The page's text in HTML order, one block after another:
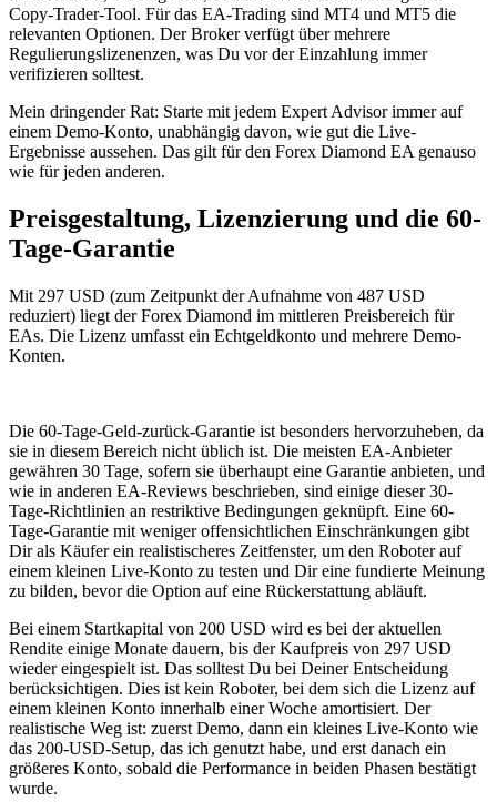
Copy-Trader-Tool. Für das EA-Trading sind MT4 und MT5 die
relevanten Optionen. Der Broker verfügt über mehrere
Regulierungslizenenzen, was Du vor der Einzahlung immer
verifizieren solltest.
Mein dringender Rat: Starte mit jedem Expert Advisor immer auf
einem Demo-Konto, unabhängig davon, wie gut die Live-
Ergebnisse aussehen. Das gilt für den Forex Diamond EA genauso
wie für jeden anderen.
Preisgestaltung, Lizenzierung und die 60-
Tage-Garantie
Mit 297 USD (zum Zeitpunkt der Aufnahme von 487 USD
reduziert) liegt der Forex Diamond im mittleren Preisbereich für
EAs. Die Lizenz umfasst ein Echtgeldkonto und mehrere Demo-
Konten.
Die 60-Tage-Geld-zurück-Garantie ist besonders hervorzuheben, da
sie in diesem Bereich nicht üblich ist. Die meisten EA-Anbieter
gewähren 30 Tage, sofern sie überhaupt eine Garantie anbieten, und
wie in anderen EA-Reviews beschrieben, sind einige dieser 30-
Tage-Richtlinien an restriktive Bedingungen geknüpft. Eine 60-
Tage-Garantie mit weniger offensichtlichen Einschränkungen gibt
Dir als Käufer ein realistischeres Zeitfenster, um den Roboter auf
einem kleinen Live-Konto zu testen und Dir eine fundierte Meinung
zu bilden, bevor die Option auf eine Rückerstattung abläuft.
Bei einem Startkapital von 200 USD wird es bei der aktuellen
Rendite einige Monate dauern, bis der Kaufpreis von 297 USD
wieder eingespielt ist. Das solltest Du bei Deiner Entscheidung
berücksichtigen. Dies ist kein Roboter, bei dem sich die Lizenz auf
einem kleinen Konto innerhalb einer Woche amortisiert. Der
realistische Weg ist: zuerst Demo, dann ein kleines Live-Konto wie
das 200-USD-Setup, das ich genutzt habe, und erst danach ein
größeres Konto, sobald die Performance in beiden Phasen bestätigt
wurde.